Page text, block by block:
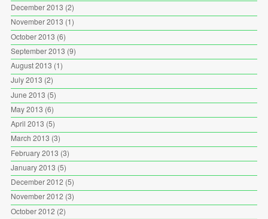
December 2013 (2)
November 2013 (1)
October 2013 (6)
September 2013 (9)
August 2013 (1)
July 2013 (2)
June 2013 (5)
May 2013 (6)
April 2013 (5)
March 2013 (3)
February 2013 (3)
January 2013 (5)
December 2012 (5)
November 2012 (3)
October 2012 (2)